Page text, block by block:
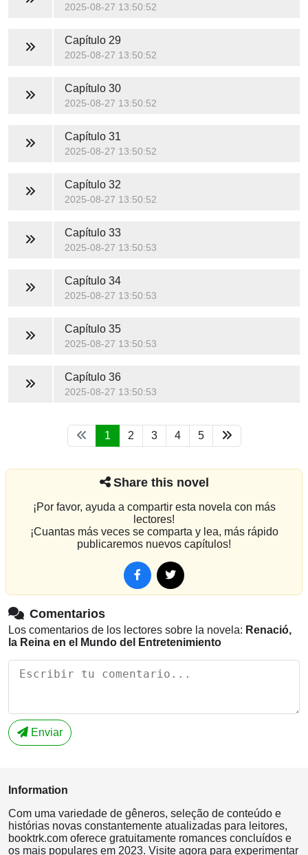
2025-08-27 13:50:52
Capítulo 29
2025-08-27 13:50:52
Capítulo 30
2025-08-27 13:50:52
Capítulo 31
2025-08-27 13:50:52
Capítulo 32
2025-08-27 13:50:52
Capítulo 33
2025-08-27 13:50:53
Capítulo 34
2025-08-27 13:50:53
Capítulo 35
2025-08-27 13:50:53
Capítulo 36
2025-08-27 13:50:53
1 2 3 4 5
Share this novel
¡Por favor, ayuda a compartir esta novela con más
lectores!
¡Cuantas más veces se comparta y lea, más rápido
publicaremos nuevos capítulos!
Comentarios
Los comentarios de los lectores sobre la novela: Renació,
la Reina en el Mundo del Entretenimiento
Enviar
Information
Com uma variedade de gêneros, seleção de conteúdo e
histórias novas constantemente atualizadas para leitores,
booktrk.com oferece gratuitamente romances concluídos e
os mais populares em 2023. Visite agora para experimentar